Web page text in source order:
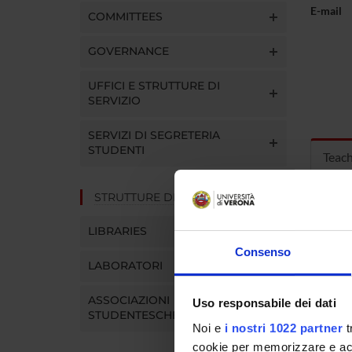
Consenso
Uso responsabile dei dati
Noi e i nostri 1022 partner
cookie per memorizzare e
COMMITTEES
GOVERNANCE
UFFICI E STRUTTURE DI
SERVIZIO
SERVIZI DI SEGRETERIA
STUDENTI
STRUTTURE DEL DIPARTIMENTO
LIBRARIES
LABORATORI
ASSOCIAZIONI
STUDENTESCHE
E-mail
Click